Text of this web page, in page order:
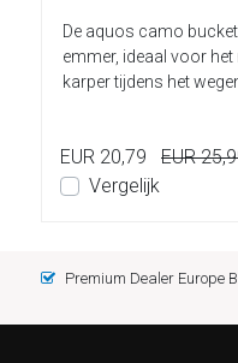
De aquos camo
emmer, ideaal voor
karper tijdens het
EUR 20,79
EUR
Vergelijk
Premium Dealer Europe